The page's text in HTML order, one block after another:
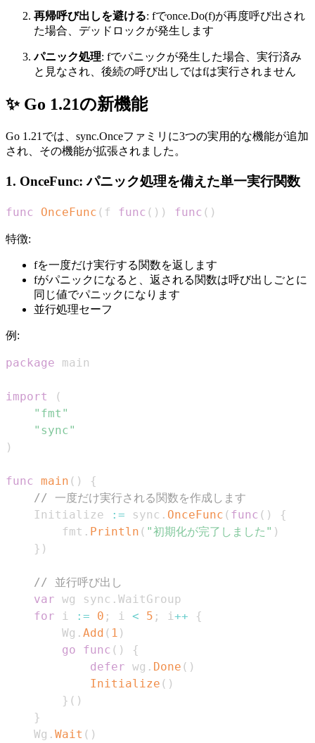
再帰呼び出しを避ける: fでonce.Do(f)が再度呼び出され
た場合、デッドロックが発生します
パニック処理: fでパニックが発生した場合、実行済み
と見なされ、後続の呼び出しではfは実行されません
✨ Go 1.21の新機能
Go 1.21では、sync.Onceファミリに3つの実用的な機能が追加
され、その機能が拡張されました。
1. OnceFunc: パニック処理を備えた単一実行関数
func OnceFunc ( f func ( ) ) func ( )
特徴:
fを一度だけ実行する関数を返します
fがパニックになると、返される関数は呼び出しごとに
同じ値でパニックになります
並行処理セーフ
例:
package
import
(
"fmt"
"sync"
)
func main ( )
{
// 一度だけ実行される関数を作成します
	Initialize
:= sync . OnceFunc ( func ( )
{
		fmt
. Println ( "初期化が完了しました" )
} )
// 並行呼び出し
var wg sync .
for i := 0 ; i < 5 ; i++
{
		Wg
. Add ( 1 )
go
func ( )
{
defer wg . Done ( )
Initialize ( )
} ( )
}
	Wg
. Wait ( )